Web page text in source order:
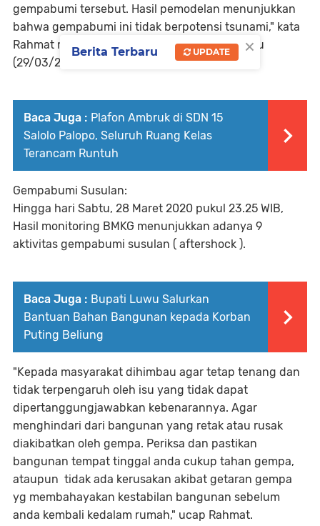
gempabumi tersebut. Hasil pemodelan menunjukkan
bahwa gempabumi ini tidak berpotensi tsunami," kata
Rahmat melalui rilis yang disampaikan, Minggu
(29/03/2020).
Baca Juga : Plafon Ambruk di SDN 15
Salolo Palopo, Seluruh Ruang Kelas
Terancam Runtuh
Gempabumi Susulan:
Hingga hari Sabtu, 28 Maret 2020 pukul 23.25 WIB,
Hasil monitoring BMKG menunjukkan adanya 9
aktivitas gempabumi susulan ( aftershock ).
Baca Juga : Bupati Luwu Salurkan
Bantuan Bahan Bangunan kepada Korban
Puting Beliung
"Kepada masyarakat dihimbau agar tetap tenang dan
tidak terpengaruh oleh isu yang tidak dapat
dipertanggungjawabkan kebenarannya. Agar
menghindari dari bangunan yang retak atau rusak
diakibatkan oleh gempa. Periksa dan pastikan
bangunan tempat tinggal anda cukup tahan gempa,
ataupun tidak ada kerusakan akibat getaran gempa
yg membahayakan kestabilan bangunan sebelum
anda kembali kedalam rumah," ucap Rahmat.
×
Berita Terbaru UPDATE